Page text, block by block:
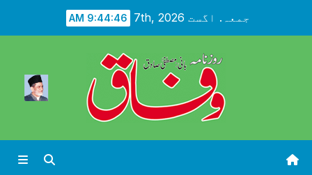
جمعہ. اگست 7th, 2026 9:44:47 AM